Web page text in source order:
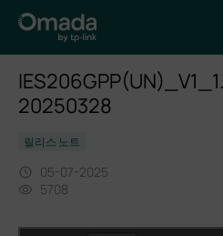
20250328
릴리스 노트
05-07-2025
5708